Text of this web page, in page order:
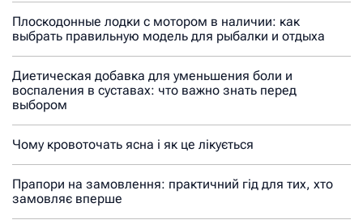
Плоскодонные лодки с мотором в наличии: как
выбрать правильную модель для рыбалки и отдыха
Диетическая добавка для уменьшения боли и
воспаления в суставах: что важно знать перед
выбором
Чому кровоточать ясна і як це лікується
Прапори на замовлення: практичний гід для тих, хто
замовляє вперше